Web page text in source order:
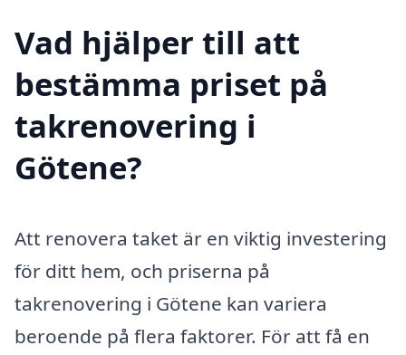
Vad hjälper till att
bestämma priset på
takrenovering i
Götene?
Att renovera taket är en viktig investering
för ditt hem, och priserna på
takrenovering i Götene kan variera
beroende på flera faktorer. För att få en